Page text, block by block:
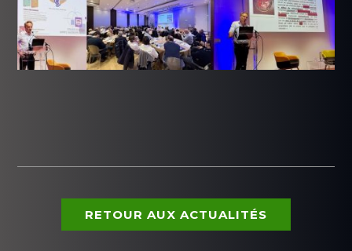
RETOUR AUX ACTUALITÉS